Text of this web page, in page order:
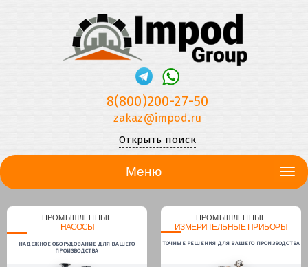
8(800)200-27-50
zakaz@impod.ru
Открыть поиск
Меню
ПРОМЫШЛЕННЫЕ
НАСОСЫ
НАДЕЖНОЕ ОБОРУДОВАНИЕ ДЛЯ ВАШЕГО
ПРОИЗВОДСТВА
ПРОМЫШЛЕННЫЕ
ИЗМЕРИТЕЛЬНЫЕ ПРИБОРЫ
ТОЧНЫЕ РЕШЕНИЯ ДЛЯ ВАШЕГО ПРОИЗВОДСТВА